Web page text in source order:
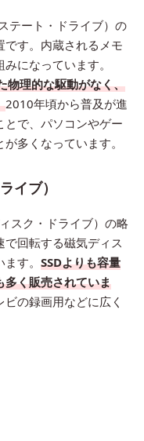
テート・ドライブ）の
す。内蔵されるメモ
になっています。
物理的な駆動がなく、
2010年頃から普及が進
で、パソコンやゲー
多くなっています。
イブ）
スク・ドライブ）の略
回転する磁気ディス
す。 SSDよりも容量
多く販売されていま
の録画用などに広く